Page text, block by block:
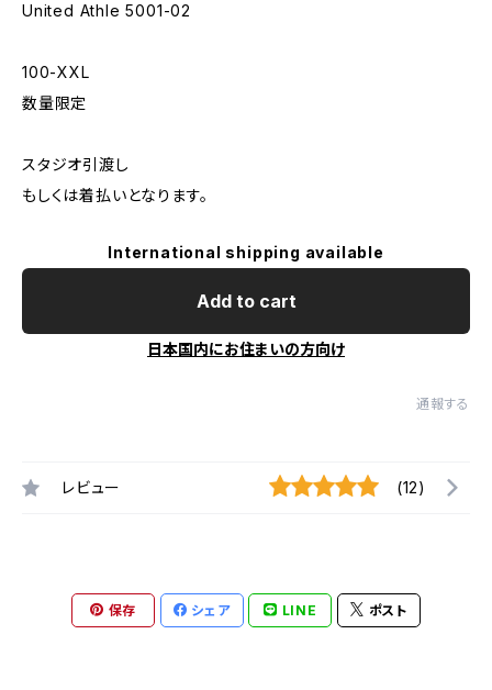
United Athle 5001-02
100-XXL
数量限定
スタジオ引渡し
もしくは着払いとなります。
International shipping available
Add to cart
日本国内にお住まいの方向け
通報する
レビュー (12)
保存 シェア LINE ポスト